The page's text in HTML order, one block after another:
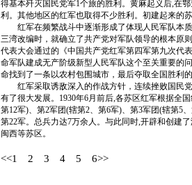
得基本歼灭国民党军1个旅的胜利。黄麻起义后,在
利。其他地区的红军也取得不少胜利。初建起来的
红军在频繁战斗中逐渐形成了体现人民军队本质
三湾改编时，就确立了共产党对军队领导的根本原
代表大会通过的《中国共产党红军第四军第九次代
命军队建成无产阶级新型人民军队这个至关重要的
命找到了一条以农村包围城市，最后夺取全国胜利
红军采取诱敌深入的作战方针，连续挫败国民
有了很大发展。1930年6月前后,各苏区红军根据全
第12军)、第2军团(辖第2、第6军)、第3军团(辖第5
第22军。总兵力达7万余人。与此同时,开辟和创建
闽西等苏区。
<<1 2 3 4 5 6>>